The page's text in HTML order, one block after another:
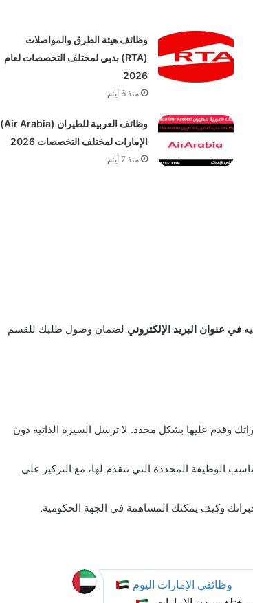
وظائف هيئة الطرق والمواصلات
(RTA) بدبي لمختلف التخصصات لعام
2026
منذ 6 أيام
وظائف العربية للطيران (Air Arabia)
الإمارات لمختلف التخصصات 2026
منذ 7 أيام
في عنوان البريد الإلكتروني لضمان وصول طلبك للقسم
وقدم عليها بشكل محدد. لا ترسل السيرة الذاتية دون
الوظيفة المحددة التي تتقدم لها، مع التركيز على
وكيف يمكنك المساهمة في الجهة الحكومية.